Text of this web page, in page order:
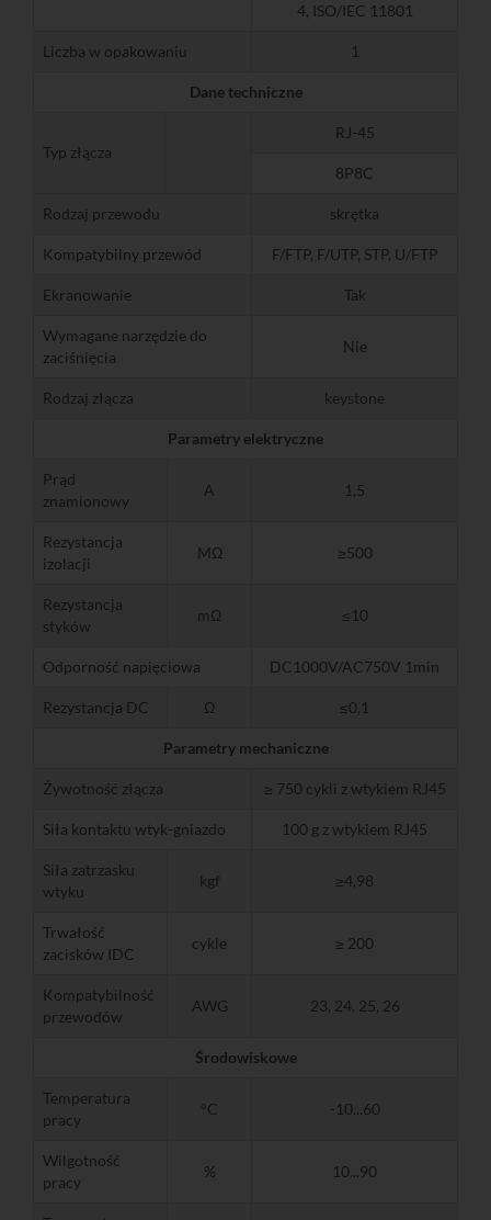
4, ISO/IEC 11801
Liczba w opakowaniu 1
Dane techniczne
Typ złącza
RJ-45
8P8C
Rodzaj przewodu skrętka
Kompatybilny przewód F/FTP, F/UTP, STP, U/FTP
Ekranowanie Tak
Wymagane narzędzie do
zaciśnięcia
Nie
Rodzaj złącza keystone
Parametry elektryczne
Prąd
znamionowy
A 1,5
Rezystancja
izolacji
MΩ ≥500
Rezystancja
styków
mΩ ≤10
Odporność napięciowa DC1000V/AC750V 1min
Rezystancja DC Ω ≤0,1
Parametry mechaniczne
Żywotność złącza ≥ 750 cykli z wtykiem RJ45
Siła kontaktu wtyk-gniazdo 100 g z wtykiem RJ45
Siła zatrzasku
wtyku
kgf ≥4,98
Trwałość
zacisków IDC
cykle ≥ 200
Kompatybilność
przewodów
AWG 23, 24, 25, 26
Środowiskowe
Temperatura
pracy
°C -10...60
Wilgotność
pracy
% 10...90